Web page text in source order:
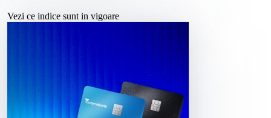
Vezi ce indice sunt in vigoare